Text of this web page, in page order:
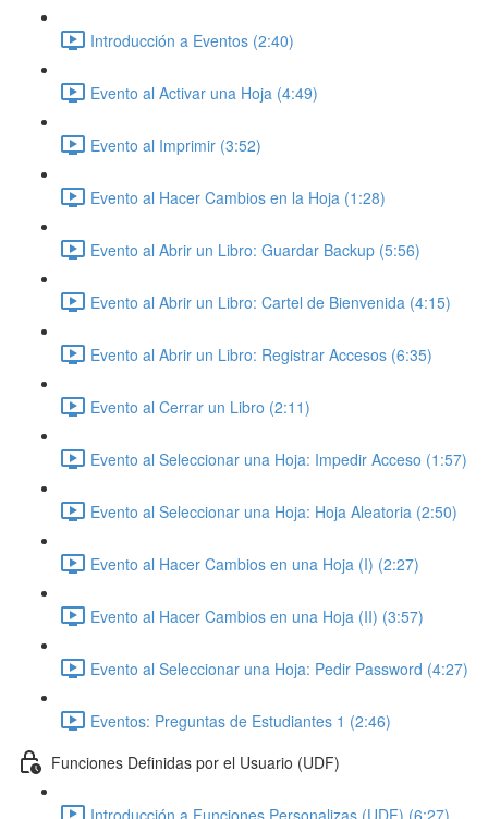
Introducción a Eventos (2:40)
Evento al Activar una Hoja (4:49)
Evento al Imprimir (3:52)
Evento al Hacer Cambios en la Hoja (1:28)
Evento al Abrir un Libro: Guardar Backup (5:56)
Evento al Abrir un Libro: Cartel de Bienvenida (4:15)
Evento al Abrir un Libro: Registrar Accesos (6:35)
Evento al Cerrar un Libro (2:11)
Evento al Seleccionar una Hoja: Impedir Acceso (1:57)
Evento al Seleccionar una Hoja: Hoja Aleatoria (2:50)
Evento al Hacer Cambios en una Hoja (I) (2:27)
Evento al Hacer Cambios en una Hoja (II) (3:57)
Evento al Seleccionar una Hoja: Pedir Password (4:27)
Eventos: Preguntas de Estudiantes 1 (2:46)
Funciones Definidas por el Usuario (UDF)
Introducción a Funciones Personalizas (UDF) (6:27)